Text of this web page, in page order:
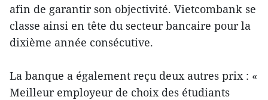
afin de garantir son objectivité. Vietcombank se
classe ainsi en tête du secteur bancaire pour la
dixième année consécutive.
La banque a également reçu deux autres prix : «
Meilleur employeur de choix des étudiants